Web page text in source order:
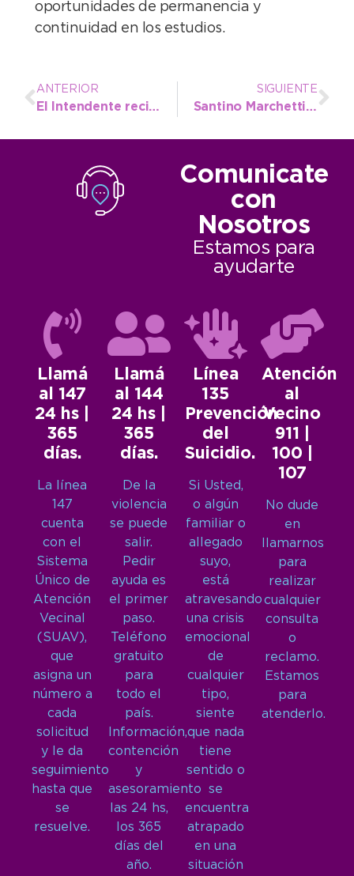
oportunidades de permanencia y
continuidad en los estudios.
ANTERIOR
El Intendente recibió a la nadadora necochense de Selección, Guadalupe Angiolini
SIGUIENTE
Santino Marchetti se destacó en Mar del Plata y llega en gran forma al Provincial de Cross Country
Comunicate
con
Nosotros
Estamos para
ayudarte
Llamá
al 147
24 hs |
365
días.
La línea
147
cuenta
con el
Sistema
Único de
Atención
Vecinal
(SUAV),
que
asigna un
número a
cada
solicitud
y le da
seguimiento
hasta que
se
resuelve.
Llamá
al 144
24 hs |
365
días.
De la
violencia
se puede
salir.
Pedir
ayuda es
el primer
paso.
Teléfono
gratuito
para
todo el
país.
Información,
contención
y
asesoramiento
las 24 hs,
los 365
días del
año.
Línea
135
Prevención
del
Suicidio.
Si Usted,
o algún
familiar o
allegado
suyo,
está
atravesando
una crisis
emocional
de
cualquier
tipo,
siente
que nada
tiene
sentido o
se
encuentra
atrapado
en una
situación
Atención
al
Vecino
911 |
100 |
107
No dude
en
llamarnos
para
realizar
cualquier
consulta
o
reclamo.
Estamos
para
atenderlo.